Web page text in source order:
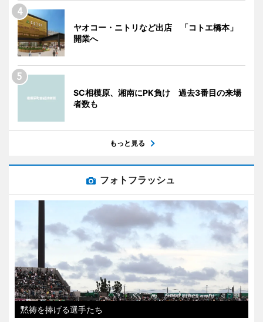
ヤオコー・ニトリなど出店 「コトエ橋本」
開業へ
SC相模原、湘南にPK負け 過去3番目の来場
者数も
もっと見る
フォトフラッシュ
黙祷を捧げる選手たち